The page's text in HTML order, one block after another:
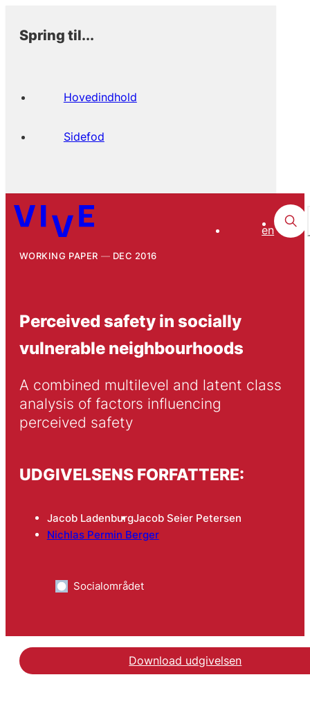
Spring til...
Hovedindhold
Sidefod
en
WORKING PAPER DEC 2016
Perceived safety in socially
vulnerable neighbourhoods
A combined multilevel and latent class
analysis of factors influencing
perceived safety
UDGIVELSENS FORFATTERE:
Jacob LadenburgJacob Seier Petersen
Nichlas Permin Berger
Socialområdet
Download udgivelsen